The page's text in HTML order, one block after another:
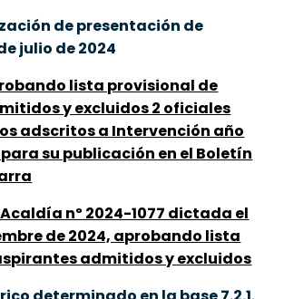
de presentación de
julio de 2024
lista provisional de
y excluidos 2 oficiales
adscritos a Intervención año
su publicación en el Boletín
nº 2024-1077 dictada el
de 2024, aprobando lista
admitidos y excluidos